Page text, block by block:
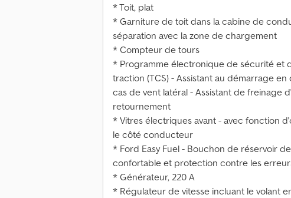
* Toit, plat
* Garniture de toit dans la cabine de
séparation avec la zone de chargement
* Compteur de tours
* Programme électronique de sécurité et
traction (TCS) - Assistant au démarrage
cas de vent latéral - Assistant de freinage
retournement
* Vitres électriques avant - avec fonction
le côté conducteur
* Ford Easy Fuel - Bouchon de réservoir
confortable et protection contre les
* Générateur, 220 A
* Régulateur de vitesse incluant le volant